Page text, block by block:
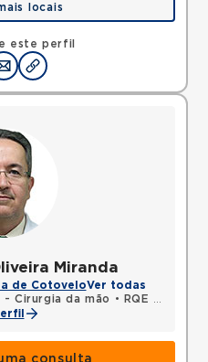
este perfil
Marcos, Salvador, BA,
locais
Miranda
de CotoveloVer todas
- Cirurgia da mão •
RQE 6346 - Ortopedia e traumatologia
consulta